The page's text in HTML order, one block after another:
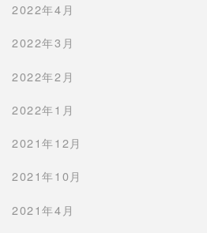
2022年4月
2022年3月
2022年2月
2022年1月
2021年12月
2021年10月
2021年4月